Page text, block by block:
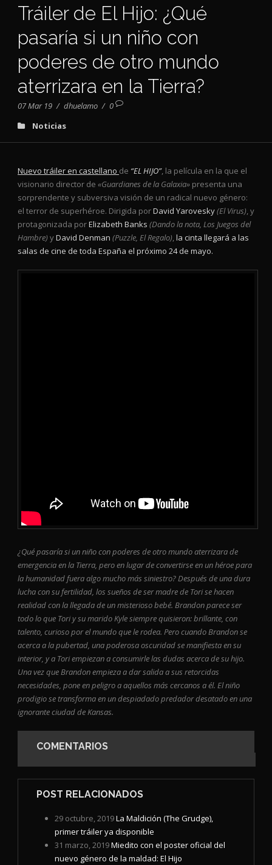
Tráiler de El Hijo: ¿Qué
pasaría si un niño con
poderes de otro mundo
aterrizara en la Tierra?
07 Mar 19 / dhuelamo / 0
Noticias
Nuevo tráiler en castellano de “EL HIJO”, la película en la que el
visionario director de «Guardianes de la Galaxia» presenta una
sorprendente y subversiva visión de un radical nuevo género:
el terror de superhéroe. Dirigida porDavid Yarovesky(El Virus), y
protagonizada porElizabeth Banks (Dando la nota, Los Juegos del
Hambre) yDavid Denman (Puzzle, El Regalo),la cinta llegará a las
salas de cine de toda España el próximo 24 de mayo.
¿Qué pasaría si un niño con poderes de otro mundo aterrizara de
emergencia en la Tierra, pero en lugar de convertirse en un héroe para
la humanidad fuera algo mucho más siniestro? Después de una dura
lucha con su fertilidad, los sueños de ser madre de Tori se hacen
realidad con la llegada de un misterioso bebé. Brandon parece ser
todo lo que Tori y su marido Kyle siempre quisieron: brillante, con
talento, curioso por el mundo que le rodea. Pero cuando Brandon se
acerca a la pubertad, una poderosa oscuridad se manifiesta en su
interior, y a Tori empiezan a consumirle las dudas acerca de su hijo.
Una vez que Brandon empieza a dar salida a sus retorcidas
necesidades, pone en peligro a aquellos más cercanos a él. El niño
prodigio se transforma en un despiadado predador desatado en una
ignorante ciudad de Kansas.
COMENTARIOS
POST RELACIONADOS
29 octubre, 2019La Maldición (The Grudge),
primer tráiler ya disponible
31 marzo, 2019Miedito con el poster oficial del
nuevo género de la maldad: El Hijo